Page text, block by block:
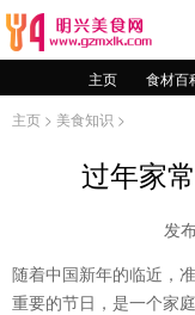
主页 食材百
主页 > 美食知识 >
过年家
发
随着中国新年的临近，
重要的节日，是一个家